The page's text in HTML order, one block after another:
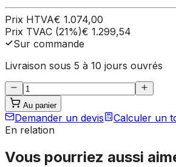
Prix HTVA€ 1.074,00
Prix TVAC (21%)€ 1.299,54
Sur commande
Livraison sous 5 à 10 jours ouvrés
Au panier
Demander un devis
Calculer un
En relation
Vous pourriez aussi